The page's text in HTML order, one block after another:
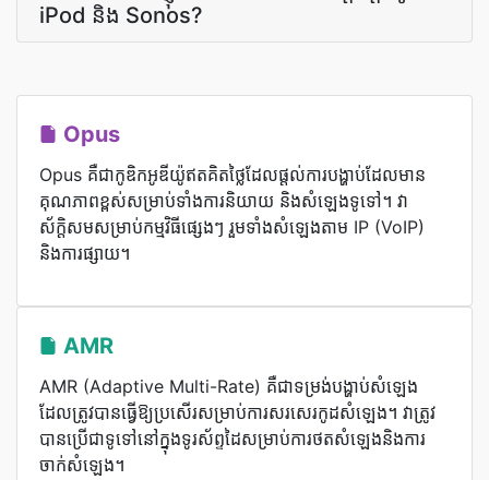
iPod និង Sonos?
Opus
Opus គឺជាកូឌិកអូឌីយ៉ូឥតគិតថ្លៃដែលផ្តល់ការបង្ហាប់ដែលមាន
គុណភាពខ្ពស់សម្រាប់ទាំងការនិយាយ និងសំឡេងទូទៅ។ វា​
ស័ក្តិសម​សម្រាប់​កម្មវិធី​ផ្សេងៗ រួម​ទាំង​សំឡេង​តាម IP (VoIP)
និង​ការ​ផ្សាយ។
AMR
AMR (Adaptive Multi-Rate) គឺ​ជា​ទម្រង់​បង្ហាប់​សំឡេង​
ដែល​ត្រូវ​បាន​ធ្វើ​ឱ្យ​ប្រសើរ​សម្រាប់​ការ​សរសេរ​កូដ​សំឡេង។ វា​ត្រូវ​
បាន​ប្រើ​ជា​ទូទៅ​នៅ​ក្នុង​ទូរស័ព្ទ​ដៃ​សម្រាប់​ការ​ថត​សំឡេង​និង​ការ​
ចាក់​សំឡេង​។